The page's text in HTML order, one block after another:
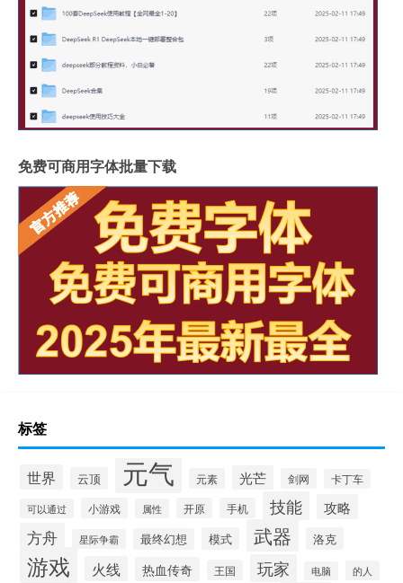
免费可商用字体批量下载
标签
世界 云顶 元气 元素 光芒 剑网 卡丁车
可以通过 小游戏 属性 开原 手机 技能 攻略
方舟 星际争霸 最终幻想 模式 武器 洛克
游戏 火线 热血传奇 王国 玩家 电脑 的人